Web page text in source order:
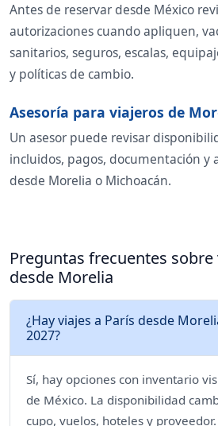
Antes de reservar desde México
autorizaciones cuando apliquen,
sanitarios, seguros, escalas,
y políticas de cambio.
Asesoría para viajeros de
Un asesor puede revisar
incluidos, pagos, documentación y
desde Morelia o Michoacán.
Preguntas frecuentes sobre
desde Morelia
¿Hay viajes a París desde
2027?
Sí, hay opciones con inventario
de México. La disponibilidad
cupo, vuelos, hoteles y proveedor.